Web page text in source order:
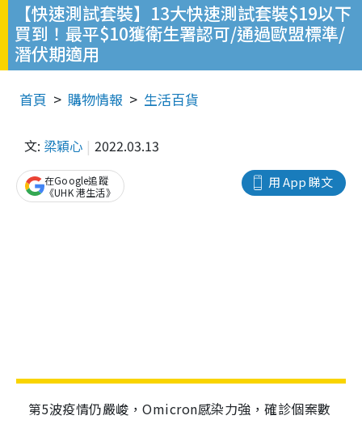
【快速測試套裝】13大快速測試套裝$19以下
買到！最平$10獲衛生署認可/通過歐盟標準/
潛伏期適用
首頁 購物情報 生活百貨
文: 梁穎心 2022.03.13
用 App 睇文
在Google追蹤
《UHK 港生活》
第5波疫情仍嚴峻，Omicron感染力強，確診個案數